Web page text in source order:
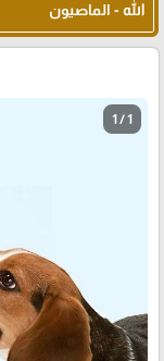
الله - الماصيون
1 / 1